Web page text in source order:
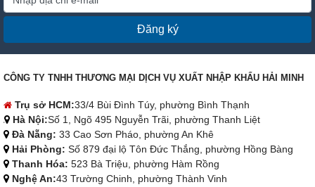
Đăng ký
CÔNG TY TNHH THƯƠNG MẠI DỊCH VỤ XUẤT NHẬP KHẨU HẢI MINH
Trụ sở HCM:33/4 Bùi Đình Túy, phường Bình Thạnh
Hà Nội:Số 1, Ngõ 495 Nguyễn Trãi, phường Thanh Liệt
Đà Nẵng: 33 Cao Sơn Pháo, phường An Khê
Hải Phòng: Số 879 đại lộ Tôn Đức Thắng, phường Hồng Bàng
Thanh Hóa: 523 Bà Triệu, phường Hàm Rồng
Nghệ An:43 Trường Chinh, phường Thành Vinh